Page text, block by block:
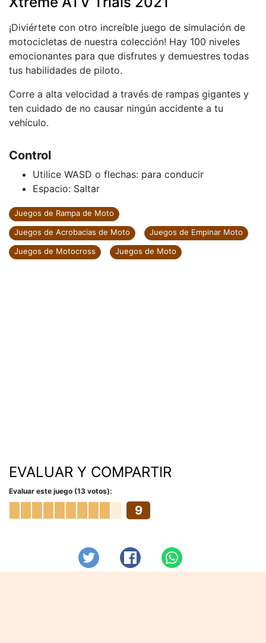
¡Diviértete con otro increíble juego de simulación de
motocicletas de nuestra colección! Hay 100 niveles
emocionantes para que disfrutes y demuestres todas
tus habilidades de piloto.
Corre a alta velocidad a través de rampas gigantes y
ten cuidado de no causar ningún accidente a tu
vehículo.
Control
Utilice WASD o flechas: para conducir
Espacio: Saltar
Juegos de Rampa de Moto
Juegos de Acrobacias de Moto
Juegos de Empinar Moto
Juegos de Motocross
Juegos de Moto
EVALUAR Y COMPARTIR
Evaluar este juego (13 votos):
9